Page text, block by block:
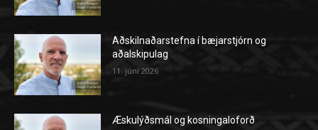
Aðskilnaðarstefna í bæjarstjórn og
aðalskipulag
11. júní 2026
Æskulýðsmál og kosningaloforð